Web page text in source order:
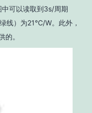
中可以读取到3s/周期
绿线）为21℃/W。此外，
的。